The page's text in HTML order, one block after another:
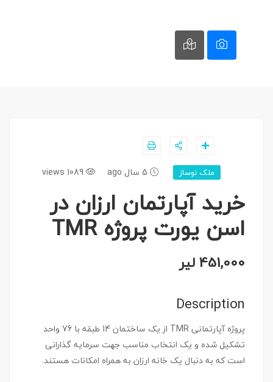
ملک نوساز 5 سال ago 1089 views
خرید آپارتمان ارزان در
اسن یورت پروژه TMR
451,000 لیر
Description
پروژه آپارتمانی TMR از یک ساختمان 14 طبقه با 76 واحد
تشکیل شده و یک انتخاب مناسب جهت سرمایه گذارانی
است که به دنبال یک خانه ارزان به همراه امکانات هستند.